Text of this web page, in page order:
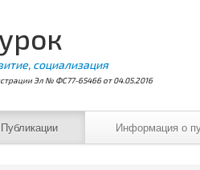
социализация
Эл № ФС77-65466 от 04.05.2016
Публикации Информация о